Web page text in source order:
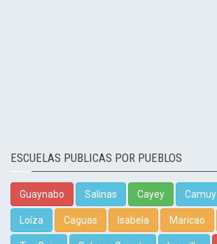
ESCUELAS PUBLICAS POR PUEBLOS
Guaynabo Salinas Cayey Camuy
Loíza Caguas Isabela Maricao